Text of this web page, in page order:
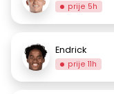
prije 5h
Endrick
prije 11h